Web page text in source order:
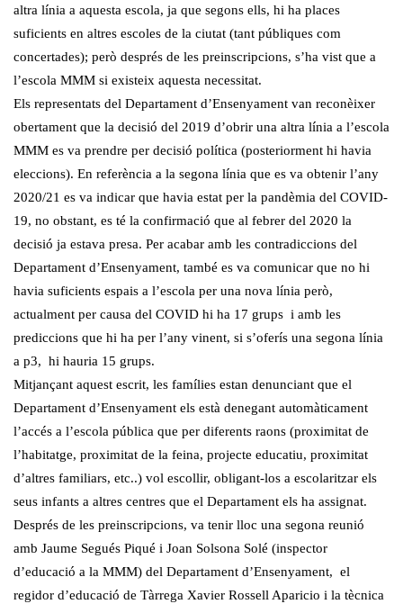
altra línia a aquesta escola, ja que segons ells, hi ha places
suficients en altres escoles de la ciutat (tant públiques com
concertades); però després de les preinscripcions, s’ha vist que a
l’escola MMM si existeix aquesta necessitat.
Els representats del Departament d’Ensenyament van reconèixer
obertament que la decisió del 2019 d’obrir una altra línia a l’escola
MMM es va prendre per decisió política (posteriorment hi havia
eleccions). En referència a la segona línia que es va obtenir l’any
2020/21 es va indicar que havia estat per la pandèmia del COVID-
19, no obstant, es té la confirmació que al febrer del 2020 la
decisió ja estava presa. Per acabar amb les contradiccions del
Departament d’Ensenyament, també es va comunicar que no hi
havia suficients espais a l’escola per una nova línia però,
actualment per causa del COVID hi ha 17 grups i amb les
prediccions que hi ha per l’any vinent, si s’oferís una segona línia
a p3, hi hauria 15 grups.
Mitjançant aquest escrit, les famílies estan denunciant que el
Departament d’Ensenyament els està denegant automàticament
l’accés a l’escola pública que per diferents raons (proximitat de
l’habitatge, proximitat de la feina, projecte educatiu, proximitat
d’altres familiars, etc..) vol escollir, obligant-los a escolaritzar els
seus infants a altres centres que el Departament els ha assignat.
Després de les preinscripcions, va tenir lloc una segona reunió
amb Jaume Segués Piqué i Joan Solsona Solé (inspector
d’educació a la MMM) del Departament d’Ensenyament, el
regidor d’educació de Tàrrega Xavier Rossell Aparicio i la tècnica